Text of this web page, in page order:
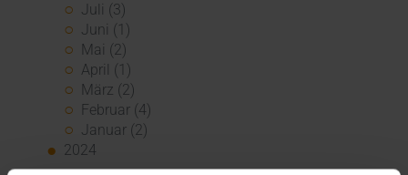
Juli (3)
Juni (1)
Mai (2)
April (1)
März (2)
Februar (4)
Januar (2)
2024